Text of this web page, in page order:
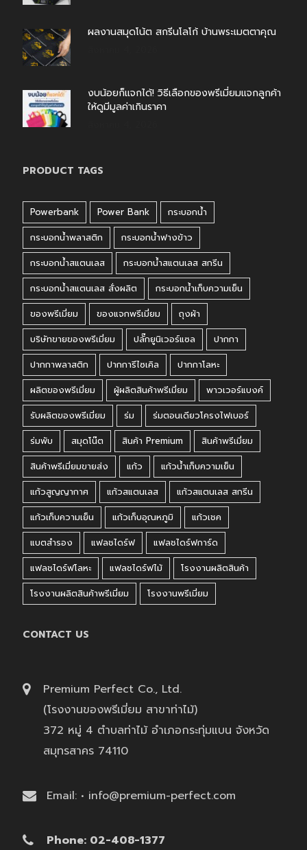
ผลงานสมุดโน้ต สกรีนโลโก้ บ้านพระเมตตาคุณ
งบน้อยก็แจกได้! วิธีเลือกของพรีเมี่ยมแจกลูกค้า
ให้ดูมีมูลค่าเกินราคา
PRODUCT TAGS
Powerbank Power Bank
กระบอกน้ำ
กระบอกน้ำพลาสติก
กระบอกน้ำฟางข้าว
กระบอกน้ำสแตนเลส
กระบอกน้ำสแตนเลส สกรีน
กระบอกน้ำสแตนเลส สั่งผลิต
กระบอกน้ำเก็บความเย็น
ของพรีเมี่ยม
ของแจกพรีเมี่ยม
ถุงผ้า
บริษัทขายของพรีเมี่ยม
ปลั๊กยูนิเวอร์แซล
ปากกา
ปากกาพลาสติก
ปากการีไซเคิล
ปากกาโลหะ
ผลิตของพรีเมี่ยม
ผู้ผลิตสินค้าพรีเมี่ยม
พาวเวอร์แบงค์
รับผลิตของพรีเมี่ยม
ร่ม
ร่มตอนเดียวโครงไฟเบอร์
ร่มพับ
สมุดโน๊ต สินค้า Premium
สินค้าพรีเมี่ยม
สินค้าพรีเมี่ยมขายส่ง
แก้ว
แก้วน้ำเก็บความเย็น
แก้วสูญญากาศ
แก้วสแตนเลส
แก้วสแตนเลส สกรีน
แก้วเก็บความเย็น
แก้วเก็บอุณหภูมิ
แก้วเชค
แบตสำรอง
แฟลชไดร์ฟ
แฟลชไดร์ฟการ์ด
แฟลชไดร์ฟโลหะ
แฟลชไดร์ฟไม้
โรงงานผลิตสินค้า
โรงงานผลิตสินค้าพรีเมี่ยม
โรงงานพรีเมี่ยม
CONTACT US
Premium Perfect Co., Ltd.
(โรงงานของพรีเมี่ยม สาขาท่าไม้)
372 หมู่ 4 ตำบลท่าไม้ อำเภอกระทุ่มแบน จังหวัด
สมุทรสาคร 74110
Email: • info@premium-perfect.com
Phone: 02-408-1377